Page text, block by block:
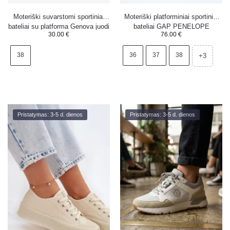
Moteriški suvarstomi sportiniai
bateliai su platforma Genova juodi
30.00 €
38
Moteriški platforminiai sportiniai
bateliai GAP PENELOPE
GPW6155300049 smėlio spalvos
76.00 €
36 37 38 +3
Pristatymas: 3-5 d. dienos Pristatymas: 3-5 d. dienos